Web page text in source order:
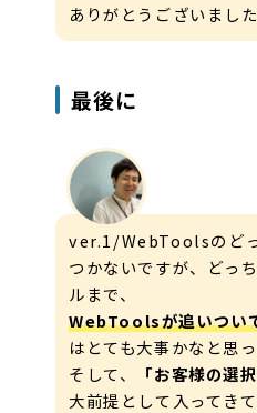
ありがとうございました
最後に
ver.1/WebToolsのど
つかないですが、どっ
ルまで、
WebToolsが追いつい
はとても大事かなと思っ
そして、
「お客様の選
大前提として入ってき